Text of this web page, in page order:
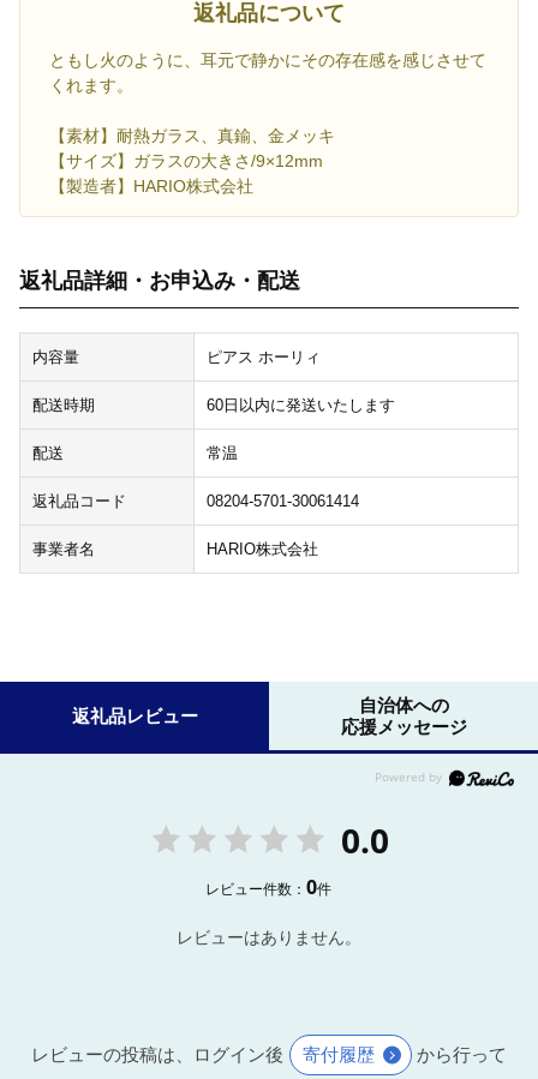
返礼品について
ともし火のように、耳元で静かにその存在感を感じさせて
くれます。
【素材】耐熱ガラス、真鍮、金メッキ
【サイズ】ガラスの大きさ/9×12mm
【製造者】HARIO株式会社
返礼品詳細・お申込み・配送
内容量 ピアス ホーリィ
配送時期 60日以内に発送いたします
配送 常温
返礼品コード 08204-5701-30061414
事業者名 HARIO株式会社
返礼品レビュー
自治体への
応援メッセージ
0.0
レビュー件数：0件
レビューはありません。
レビューの投稿は、ログイン後 寄付履歴
から行って